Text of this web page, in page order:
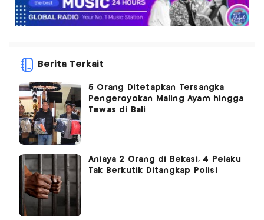
Berita Terkait
5 Orang Ditetapkan Tersangka
Pengeroyokan Maling Ayam hingga
Tewas di Bali
Aniaya 2 Orang di Bekasi, 4 Pelaku
Tak Berkutik Ditangkap Polisi